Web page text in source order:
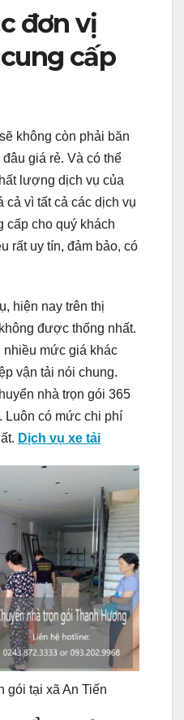
đơn vị
cấp
không còn phải băn
giá rẻ. Và có thể
lượng dịch vụ của
cả vì tất cả các dịch vụ
cấp cho quý khách
rất uy tín, đảm bảo, có
hiện nay trên thị
được thống nhất.
mức giá khác
vận tải nói chung.
nhà trọn gói 365
Luôn có mức chi phí
Dịch vụ xe tải
gói tại xã An Tiến